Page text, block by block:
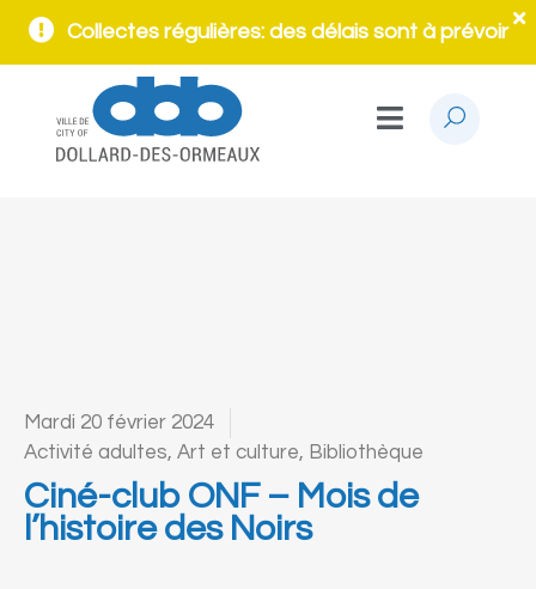
Collectes régulières: des délais sont à prévoir
Mardi 20 février 2024
Activité adultes, Art et culture, Bibliothèque
Ciné-club ONF – Mois de
l’histoire des Noirs